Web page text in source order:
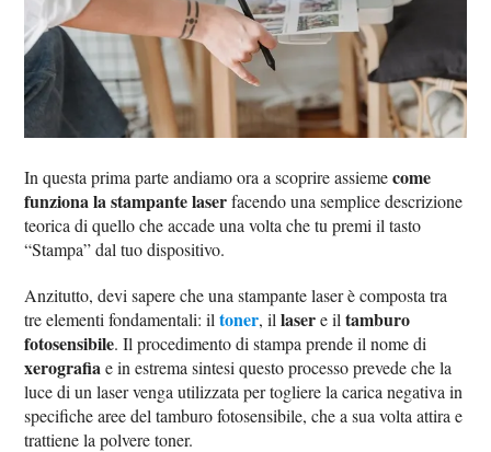
In questa prima parte andiamo ora a scoprire assiemecome
funziona la stampante laserfacendo una semplice descrizione
teorica di quello che accade una volta che tu premi il tasto
“Stampa” dal tuo dispositivo.
Anzitutto, devi sapere che una stampante laser è composta tra
tre elementi fondamentali: iltoner, illasere iltamburo
fotosensibile. Il procedimento di stampa prende il nome di
xerografiae in estrema sintesi questo processo prevede che la
luce di un laser venga utilizzata per togliere la carica negativa in
specifiche aree del tamburo fotosensibile, che a sua volta attira e
trattiene la polvere toner.